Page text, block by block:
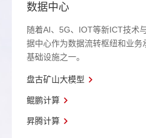
数据中心
随着AI、5G、IOT等新ICT技术
据中心作为数据流转枢纽和业
基础设施之一。
盘古矿山大模型
鲲鹏计算
昇腾计算